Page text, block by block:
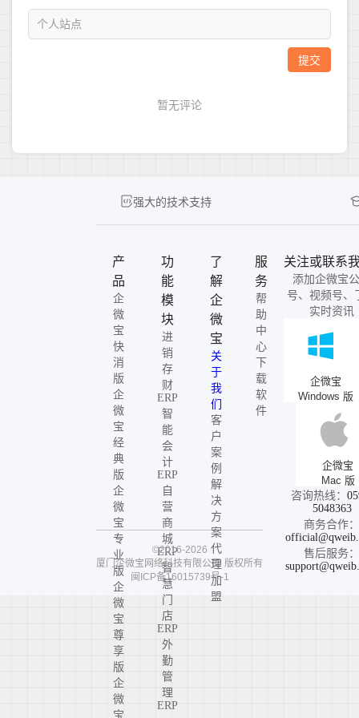
强大的技术支持
产
品
企
微
宝
快
消
版
企
微
宝
经
典
版
企
微
宝
专
业
版
企
微
宝
尊
享
版
企
微
宝
功
能
模
块
进
销
存
财
ERP
智
能
会
计
ERP
自
营
商
城
ERP
智
慧
门
店
ERP
外
勤
管
理
ERP
了
解
企
微
宝
关
于
我
们
客
户
案
例
解
决
方
案
代
理
加
盟
服
务
帮
助
中
心
下
载
软
件
关注或联系
添加企微宝
号、视频号、
实时资讯
企微宝
Windows 版
企微宝
Mac 版
咨询热线：
5048363
商务合作：
售后服务：
©2016-2026
厦门企微宝网络科技有限公司 版权所有
闽ICP备16015739号-1